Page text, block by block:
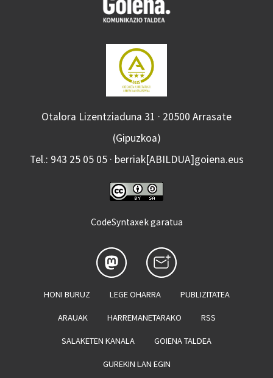
Otalora Lizentziaduna 31 · 20500 Arrasate
(Gipuzkoa)
Tel.: 943 25 05 05 · berriak[ABILDUA]goiena.eus
CodeSyntaxek garatua
HONI BURUZ LEGE OHARRA PUBLIZITATEA
ARAUAK HARREMANETARAKO RSS
SALAKETEN KANALA GOIENA TALDEA
GUREKIN LAN EGIN